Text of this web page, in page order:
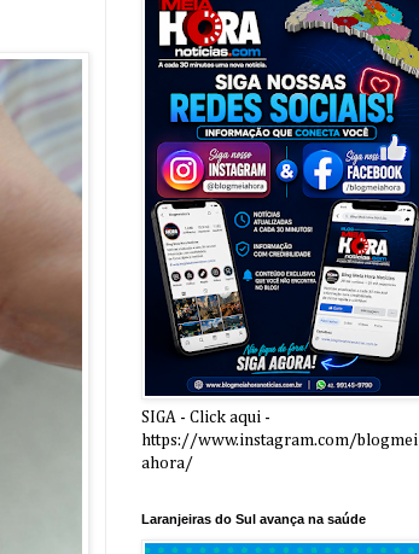
SIGA - Click aqui -
https://www.instagram.com/blogmei
ahora/
Laranjeiras do Sul avança na saúde